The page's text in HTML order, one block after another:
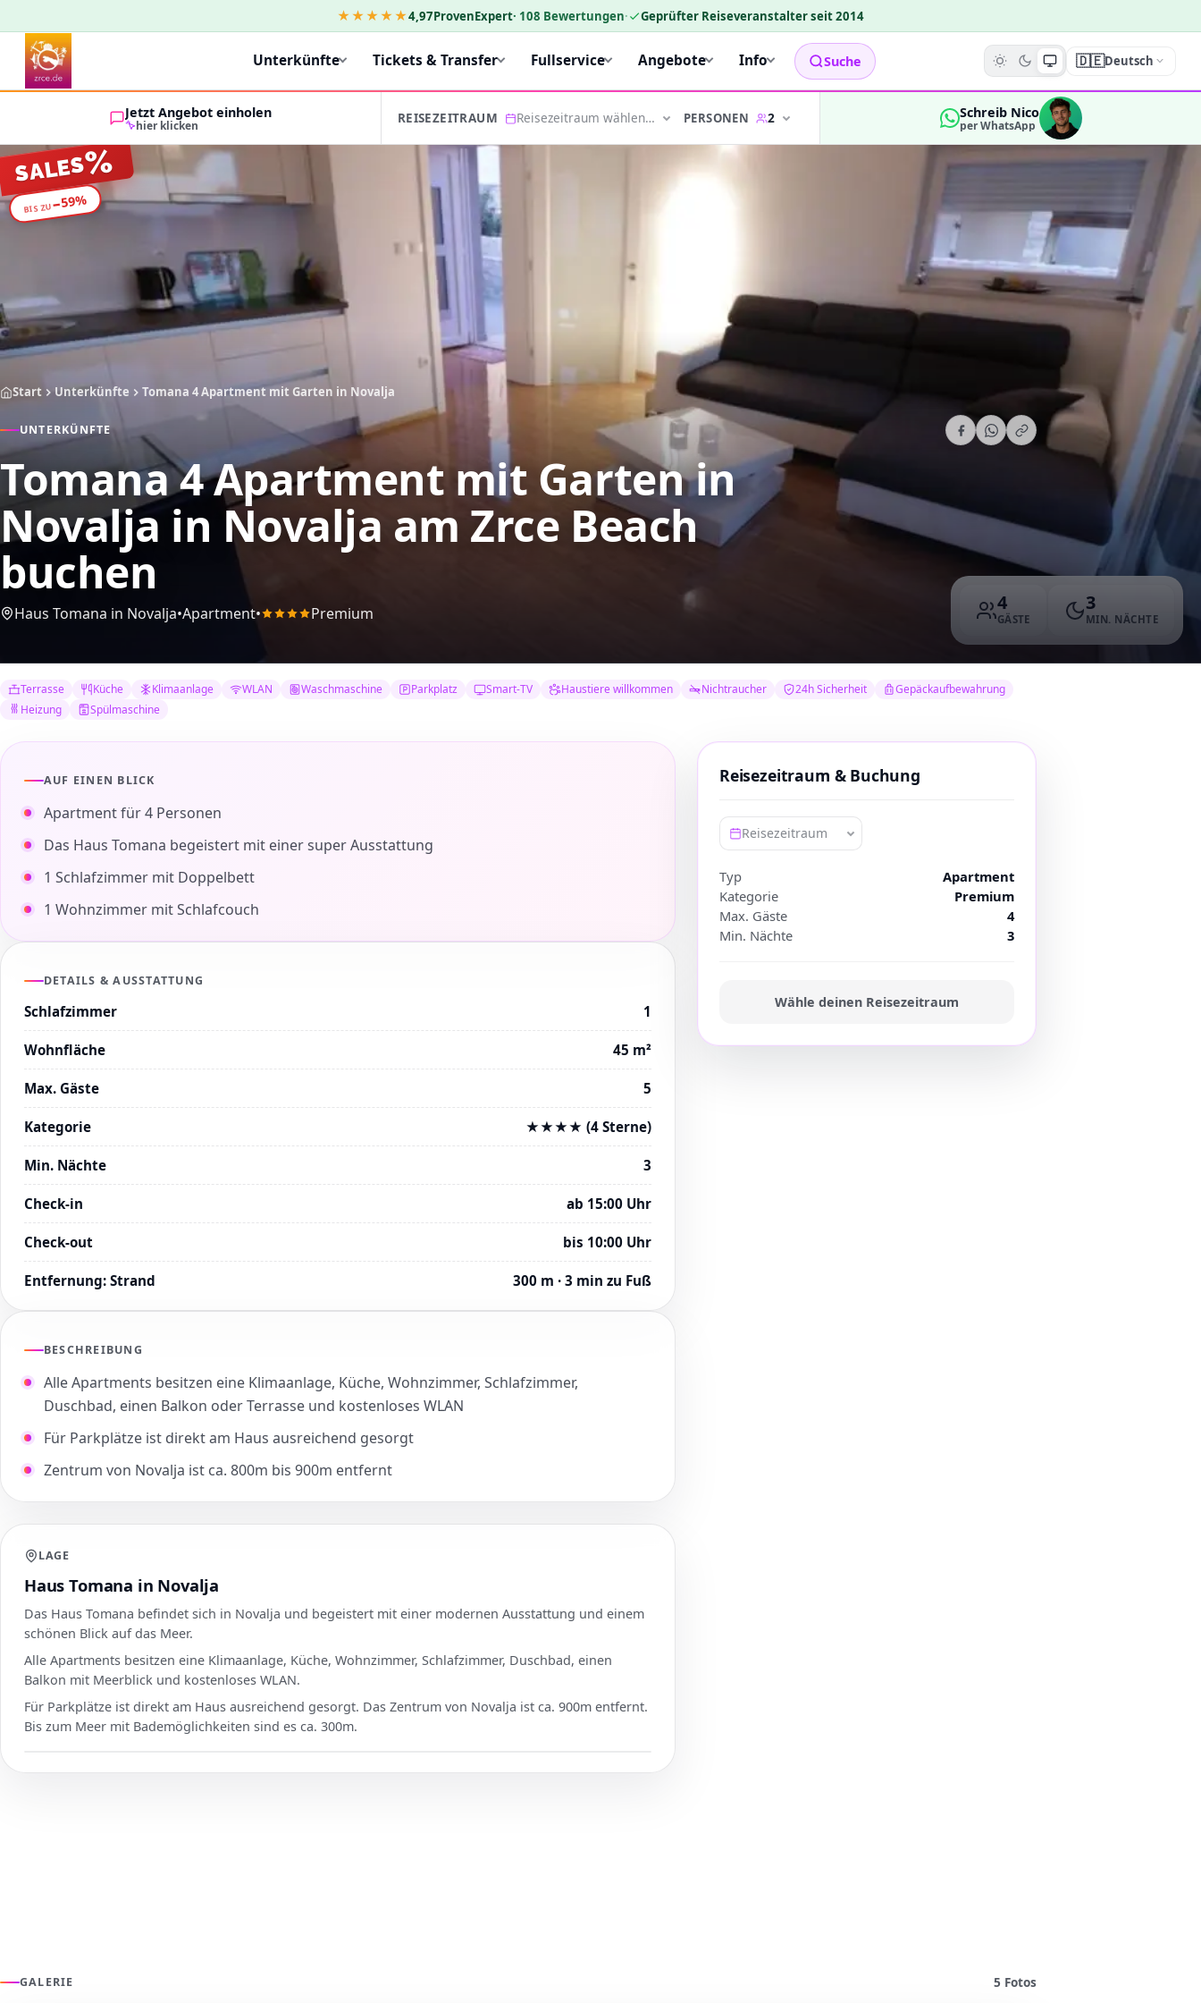
★★★★★4,97ProvenExpert· 108 Bewertungen· Geprüfter Reiseveranstalter seit 2014
Unterkünfte Tickets & Transfer Fullservice Angebote Info Suche 🇩🇪Deutsch
Jetzt Angebot einholen
hier klicken REISEZEITRAUM Reisezeitraum wählen… PERSONEN 2 Schreib Nico
per WhatsApp
SALES%
BIS ZU−59%
4
GÄSTE
3
MIN. NÄCHTE
Start Unterkünfte Tomana 4 Apartment mit Garten in Novalja
UNTERKÜNFTE
Tomana 4 Apartment mit Garten in
Novalja in Novalja am Zrce Beach
buchen
Haus Tomana in Novalja•Apartment• Premium
Terrasse Küche Klimaanlage WLAN Waschmaschine Parkplatz Smart-TV Haustiere willkommen Nichtraucher 24h Sicherheit
Gepäckaufbewahrung
Heizung
Spülmaschine
AUF EINEN BLICK
Apartment für 4 Personen
Das Haus Tomana begeistert mit einer super Ausstattung
1 Schlafzimmer mit Doppelbett
1 Wohnzimmer mit Schlafcouch
DETAILS & AUSSTATTUNG
Schlafzimmer 1
Wohnfläche 45 m²
Max. Gäste 5
Kategorie ★★★★ (4 Sterne)
Min. Nächte 3
Check-in ab 15:00 Uhr
Check-out bis 10:00 Uhr
Entfernung: Strand 300 m · 3 min zu Fuß
BESCHREIBUNG
Alle Apartments besitzen eine Klimaanlage, Küche, Wohnzimmer, Schlafzimmer,
Duschbad, einen Balkon oder Terrasse und kostenloses WLAN
Für Parkplätze ist direkt am Haus ausreichend gesorgt
Zentrum von Novalja ist ca. 800m bis 900m entfernt
Reisezeitraum & Buchung
Reisezeitraum
Typ
Apartment
Kategorie
Premium
Max. Gäste
4
Min. Nächte
3
Wähle deinen Reisezeitraum
LAGE
Haus Tomana in Novalja
Das Haus Tomana befindet sich in Novalja und begeistert mit einer modernen Ausstattung und einem
schönen Blick auf das Meer.
Alle Apartments besitzen eine Klimaanlage, Küche, Wohnzimmer, Schlafzimmer, Duschbad, einen
Balkon mit Meerblick und kostenloses WLAN.
Für Parkplätze ist direkt am Haus ausreichend gesorgt. Das Zentrum von Novalja ist ca. 900m entfernt.
Bis zum Meer mit Bademöglichkeiten sind es ca. 300m.
GALERIE 5 Fotos